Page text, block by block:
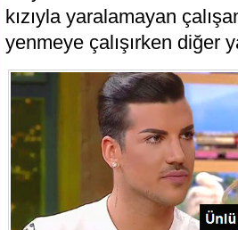
kızıyla yaralamayan
yenmeye çalışırken diğer